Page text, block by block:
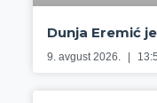
Dunja Eremić
9. avgust 2026.